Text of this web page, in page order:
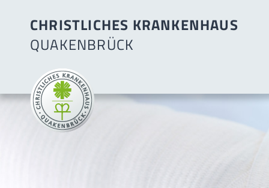
CHRISTLICHES KRANKENHAUS
QUAKENBRÜCK